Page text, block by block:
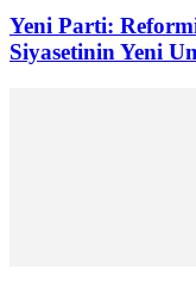
Yeni Parti:
Siyasetinin Yeni